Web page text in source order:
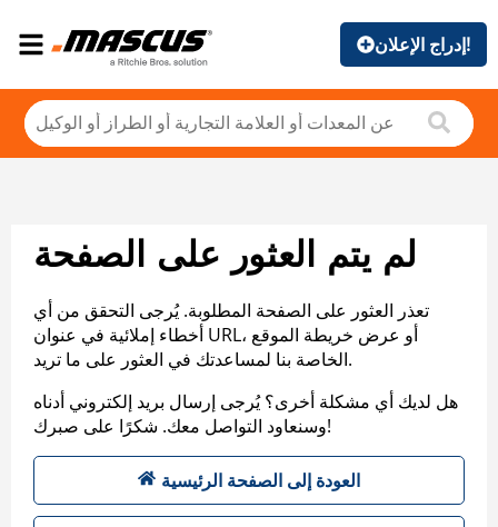
إدراج الإعلان!
لم يتم العثور على الصفحة
تعذر العثور على الصفحة المطلوبة. يُرجى التحقق من أي
أخطاء إملائية في عنوان URL، أو عرض خريطة الموقع
الخاصة بنا لمساعدتك في العثور على ما تريد.
هل لديك أي مشكلة أخرى؟ يُرجى إرسال بريد إلكتروني أدناه
وسنعاود التواصل معك. شكرًا على صبرك!
العودة إلى الصفحة الرئيسية